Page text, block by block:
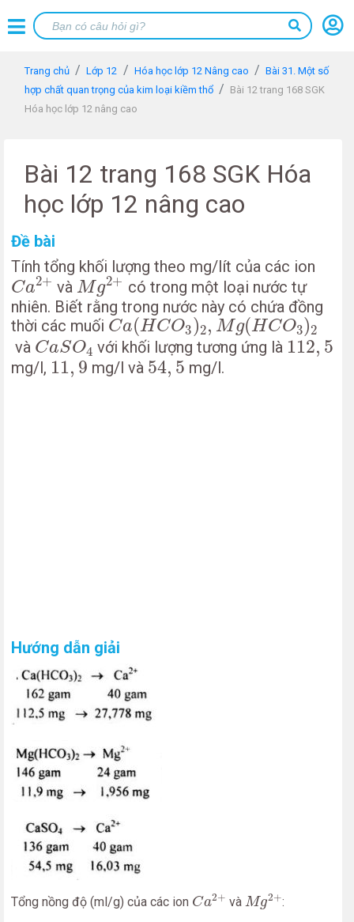
Trang chủ Lớp 12 Hóa học lớp 12 Nâng cao
Bài 31. Một số
hợp chất quan trọng của kim loại kiềm thổ
Bài 12 trang 168 SGK
Hóa học lớp 12 nâng cao
Bài 12 trang 168 SGK Hóa
học lớp 12 nâng cao
Đề bài
Tính tổng khối lượng theo mg/lít của các ion
Ca2+
Ca2+và Mg2+
Mg2+ có trong một loại nước tự
nhiên. Biết rằng trong nước này có chứa đồng
thời các muối Ca(HCO3 )2, Mg(HCO3)2
Ca(HCO3)2,Mg(HCO3)2
và CaSO4
CaSO4 với khối lượng tương ứng là 112, 5
112 5
mg/l, 11, 9
11 9 mg/l và 54, 5
54 ,5 mg/l.
Hướng dẫn giải
Tổng nồng độ (ml/g) của các ion Ca2+
Ca 2+ và Mg2+
Mg 2+: